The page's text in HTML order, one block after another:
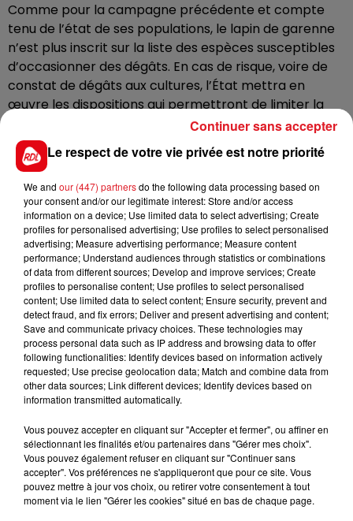
Comme pour la campagne précédente et compte
tenu de l’état de ses populations, le lapin de garenne
n’est plus inscrit sur la liste des espèces susceptibles
d’occasionner des dégâts. En cas de risque, voire de
constat de dégâts aux cultures, l’État mettra en
œuvre les dispositions qui permettront de limiter la
présence de cette espèce dans les secteurs
concernés.
Pour rappel, le port du gilet fluorescent est
obligatoire, par mesure de sécurité, en action de
chasse pour les chasseurs et les accompagnants,
sauf pour certains modes de chasse.
FIL D'ACTUS
15 juillet 2026
BÉTHUNE: ENQUÊTE POUR HOMICIDE
VOLONTAIRE EN COURS, APRÈS LA...
Selon les premiers éléments, le logement servait
Le respect de votre vie privée est notre priorité
We and our (447) partnersdo the following data processing based on
your consent and/or our legitimate interest: Store and/or access
information on a device; Use limited data to select advertising; Create
profiles for personalised advertising; Use profiles to select personalised
advertising; Measure advertising performance; Measure content
performance; Understand audiences through statistics or combinations
of data from different sources; Develop and improve services; Create
profiles to personalise content; Use profiles to select personalised
content; Use limited data to select content; Ensure security, prevent and
detect fraud, and fix errors; Deliver and present advertising and content;
Save and communicate privacy choices. These technologies may
process personal data such as IP address and browsing data to offer
following functionalities: Identify devices based on information actively
requested; Use precise geolocation data; Match and combine data from
other data sources; Link different devices; Identify devices based on
information transmitted automatically.
Vous pouvez accepter en cliquant sur "Accepter et fermer", ou affiner en
sélectionnant les finalités et/ou partenaires dans "Gérer mes choix".
Vous pouvez également refuser en cliquant sur "Continuer sans
accepter". Vos préférences ne s'appliqueront que pour ce site. Vous
pouvez mettre à jour vos choix, ou retirer votre consentement à tout
moment via le lien "Gérer les cookies" situé en bas de chaque page.
Continuer sans accepter